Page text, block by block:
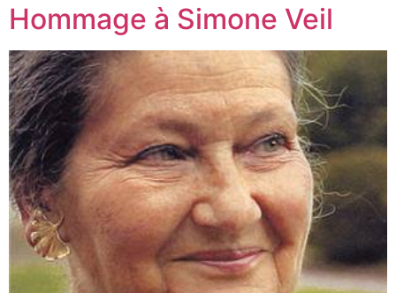
Hommage à Simone Veil